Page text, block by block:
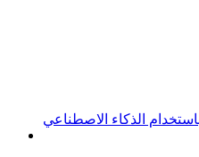
باستخدام الذكاء الاصطناعي